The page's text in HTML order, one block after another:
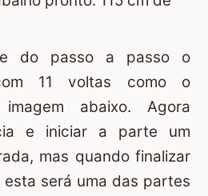
do passo a passo o
11 voltas como o
abaixo. Agora
e iniciar a parte um
mas quando finalizar
será uma das partes